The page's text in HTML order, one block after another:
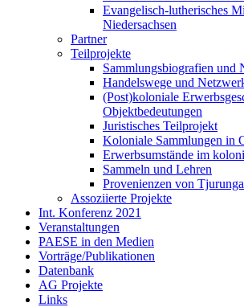
Evangelisch-lutherisches
Niedersachsen
Partner
Teilprojekte
Sammlungsbiografien und
Handelswege und
(Post)koloniale
Objektbedeutungen
Juristisches Teilprojekt
Koloniale Sammlungen in
Erwerbsumstände im
Sammeln und Lehren
Provenienzen von Tjurunga
Assoziierte Projekte
Int. Konferenz 2021
Veranstaltungen
PAESE in den Medien
Vorträge/Publikationen
Datenbank
AG Projekte
Links